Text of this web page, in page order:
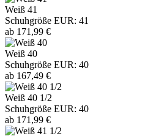
Weiß 41
Schuhgröße EUR: 41
ab 171,99 €
Weiß 40
Schuhgröße EUR: 40
ab 167,49 €
Weiß 40 1/2
Schuhgröße EUR: 40
ab 171,99 €